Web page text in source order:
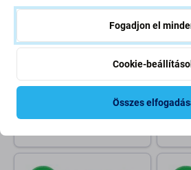
Huawei Mate 20 Lite - LCD
Fogadjon el
Cookie-
Összes